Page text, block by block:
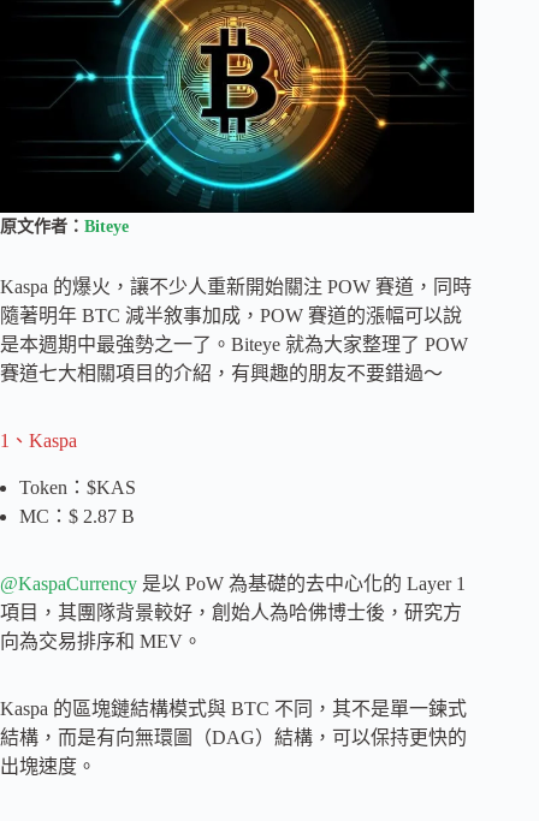
原文作者： Biteye
Kaspa 的爆火，讓不少人重新開始關注 POW 賽道，同時
隨著明年 BTC 減半敘事加成，POW 賽道的漲幅可以說
是本週期中最強勢之一了。Biteye 就為大家整理了 POW
賽道七大相關項目的介紹，有興趣的朋友不要錯過～
1、Kaspa
Token：$KAS
MC：$ 2.87 B
@KaspaCurrency 是以 PoW 為基礎的去中心化的 Layer 1
項目，其團隊背景較好，創始人為哈佛博士後，研究方
向為交易排序和 MEV。
Kaspa 的區塊鏈結構模式與 BTC 不同，其不是單一鍊式
結構，而是有向無環圖（DAG）結構，可以保持更快的
出塊速度。